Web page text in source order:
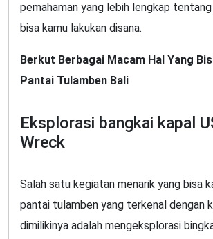
pemahaman yang lebih lengkap
bisa kamu lakukan disana.
Berkut Berbagai Macam Hal Yang
Pantai Tulamben Bali
Eksplorasi bangkai kapal
Wreck
Salah satu kegiatan menarik yang bisa
pantai tulamben yang terkenal dengan
dimilikinya adalah mengeksplorasi